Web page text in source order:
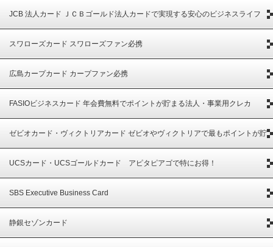
JCB 法人カード ＪＣＢゴールド法人カードで実現する安心のビジネスライフ
スワローズカード スワローズファン必携
広島カープカード カープファン必携
FASIOビジネスカード 年会費無料でポイントが貯まる法人・事業用クレカ
ゼビオカード・ヴィクトリアカード ゼビオやヴィクトリアで最もポイントが貯
まる
UCSカード・UCSゴールドカード アピタピアゴで特にお得！
SBS Executive Business Card
静銀セゾンカード